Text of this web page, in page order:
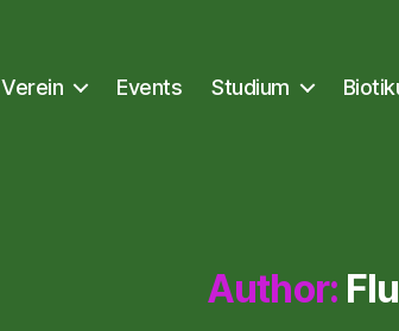
Verein Events Studium
Author: